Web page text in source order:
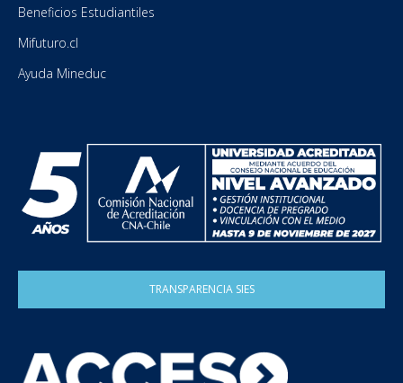
Beneficios Estudiantiles
Mifuturo.cl
Ayuda Mineduc
TRANSPARENCIA SIES